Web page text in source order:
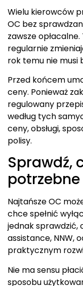
Wielu kierowców
OC bez
zawsze
regularnie
rok temu nie musi
Przed końcem
ceny. Ponieważ
regulowany
według tych
ceny, obsługi,
polisy.
Sprawdź,
potrzebne
Najtańsze OC
chce spełnić
jednak sprawdzić,
assistance, NNW,
praktycznym
Nie ma sensu
sposobu